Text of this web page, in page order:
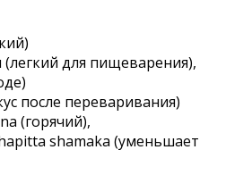
(легкий для пищеварения),
после переваривания)
(горячий),
shamaka (уменьшает